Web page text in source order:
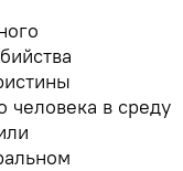
человека в среду